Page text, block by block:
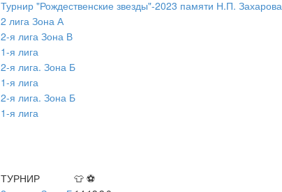
Турнир "Рождественские звезды"-2023 памяти Н.П. Захарова
2 лига Зона А
2-я лига Зона В
1-я лига
2-я лига. Зона Б
1-я лига
2-я лига. Зона Б
1-я лига
ТУРНИР 👕 ⚽